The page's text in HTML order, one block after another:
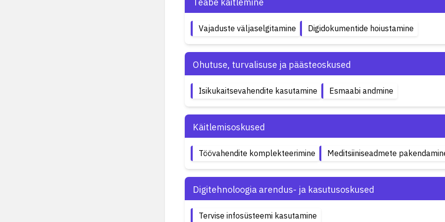
Vajaduste väljaselgitamine Digidokumentide hoiustamine
Ohutuse, turvalisuse ja päästeoskused
Isikukaitsevahendite kasutamine Esmaabi andmine
Käitlemisoskused
Töövahendite komplekteerimine Meditsiiniseadmete
Digitehnoloogia arendus- ja kasutusoskused
Tervise infosüsteemi kasutamine